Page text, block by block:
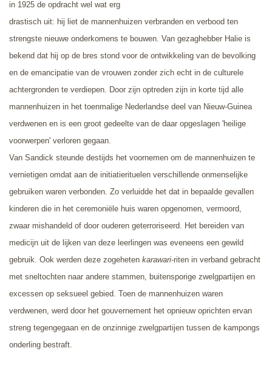
in 1925 de opdracht wel wat erg
drastisch uit: hij liet de mannenhuizen verbranden en verbood ten
strengste nieuwe onderkomens te bouwen. Van gezaghebber Halie is
bekend dat hij op de bres stond voor de ontwikkeling van de bevolking
en de emancipatie van de vrouwen zonder zich echt in de culturele
achtergronden te verdiepen. Door zijn optreden zijn in korte tijd alle
mannenhuizen in het toenmalige Nederlandse deel van Nieuw-Guinea
verdwenen en is een groot gedeelte van de daar opgeslagen 'heilige
voorwerpen' verloren gegaan.
Van Sandick steunde destijds het voornemen om de mannenhuizen te
vernietigen omdat aan de initiatierituelen verschillende onmenselijke
gebruiken waren verbonden. Zo verluidde het dat in bepaalde gevallen
kinderen die in het ceremoniële huis waren opgenomen, vermoord,
zwaar mishandeld of door ouderen geterroriseerd. Het bereiden van
medicijn uit de lijken van deze leerlingen was eveneens een gewild
gebruik. Ook werden deze zogeheten karawari-riten in verband gebracht
met sneltochten naar andere stammen, buitensporige zwelgpartijen en
excessen op seksueel gebied. Toen de mannenhuizen waren
verdwenen, werd door het gouvernement het opnieuw oprichten ervan
streng tegengegaan en de onzinnige zwelgpartijen tussen de kampongs
onderling bestraft.